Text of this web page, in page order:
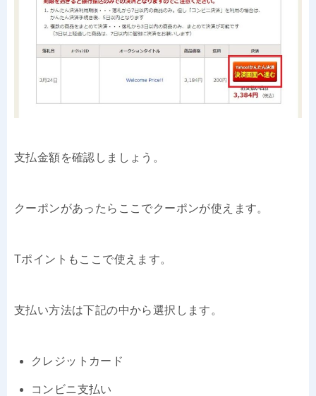
支払金額を確認しましょう。
クーポンがあったらここでクーポンが使えます。
Tポイントもここで使えます。
支払い方法は下記の中から選択します。
クレジットカード
コンビニ支払い